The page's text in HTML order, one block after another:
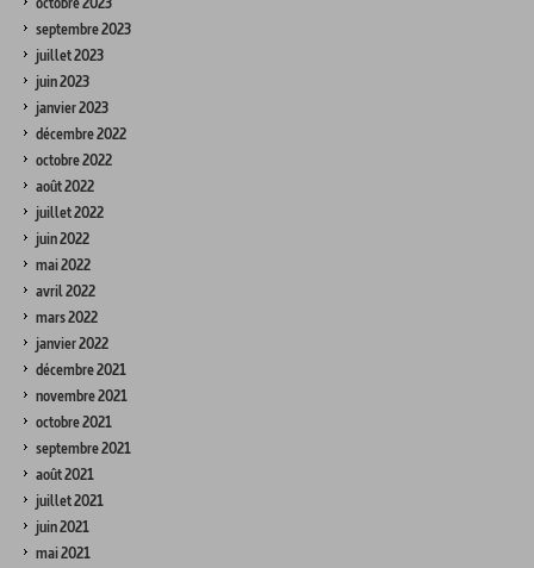
septembre 2023
juillet 2023
juin 2023
janvier 2023
décembre 2022
octobre 2022
août 2022
juillet 2022
juin 2022
mai 2022
avril 2022
mars 2022
janvier 2022
décembre 2021
novembre 2021
octobre 2021
septembre 2021
août 2021
juillet 2021
juin 2021
mai 2021